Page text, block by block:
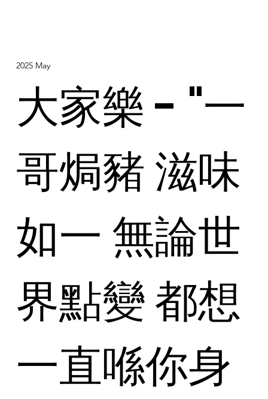
2025 May
大家樂 - "⼀
哥焗豬 滋味
如一 無論世
界點變 都想
⼀直喺你身